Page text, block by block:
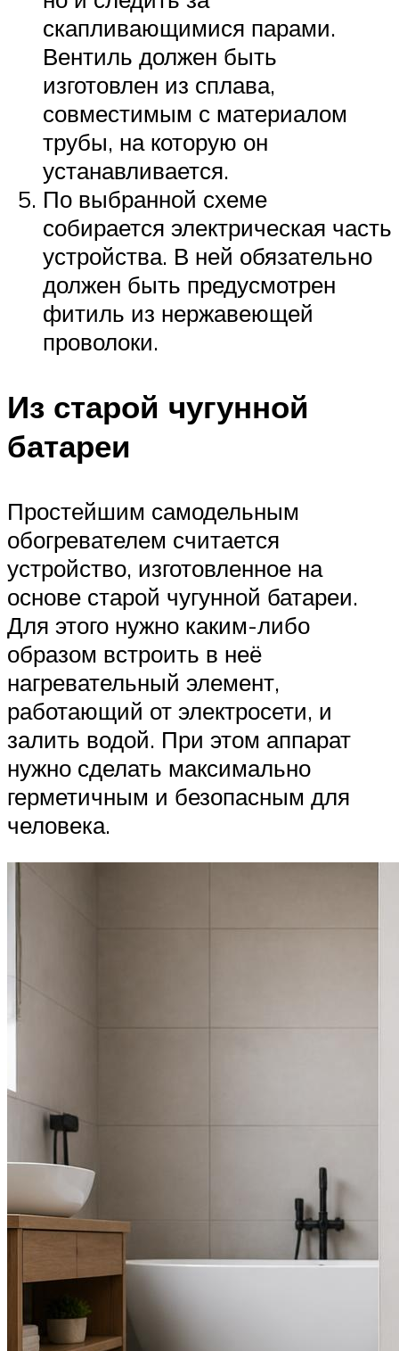
скапливающимися парами.
Вентиль должен быть
изготовлен из сплава,
совместимым с материалом
трубы, на которую он
устанавливается.
По выбранной схеме
собирается электрическая часть
устройства. В ней обязательно
должен быть предусмотрен
фитиль из нержавеющей
проволоки.
Из старой чугунной
батареи
Простейшим самодельным
обогревателем считается
устройство, изготовленное на
основе старой чугунной батареи.
Для этого нужно каким-либо
образом встроить в неё
нагревательный элемент,
работающий от электросети, и
залить водой. При этом аппарат
нужно сделать максимально
герметичным и безопасным для
человека.